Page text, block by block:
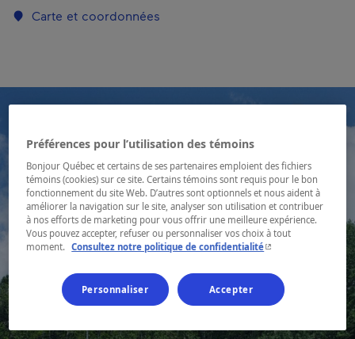
Carte et coordonnées
Préférences pour l’utilisation des témoins
Bonjour Québec et certains de ses partenaires emploient des fichiers
témoins (cookies) sur ce site. Certains témoins sont requis pour le bon
fonctionnement du site Web. D’autres sont optionnels et nous aident à
améliorer la navigation sur le site, analyser son utilisation et contribuer
à nos efforts de marketing pour vous offrir une meilleure expérience.
Vous pouvez accepter, refuser ou personnaliser vos choix à tout
moment.
Consultez notre politique de confidentialité- Cet hyperlien
Personnaliser Accepter